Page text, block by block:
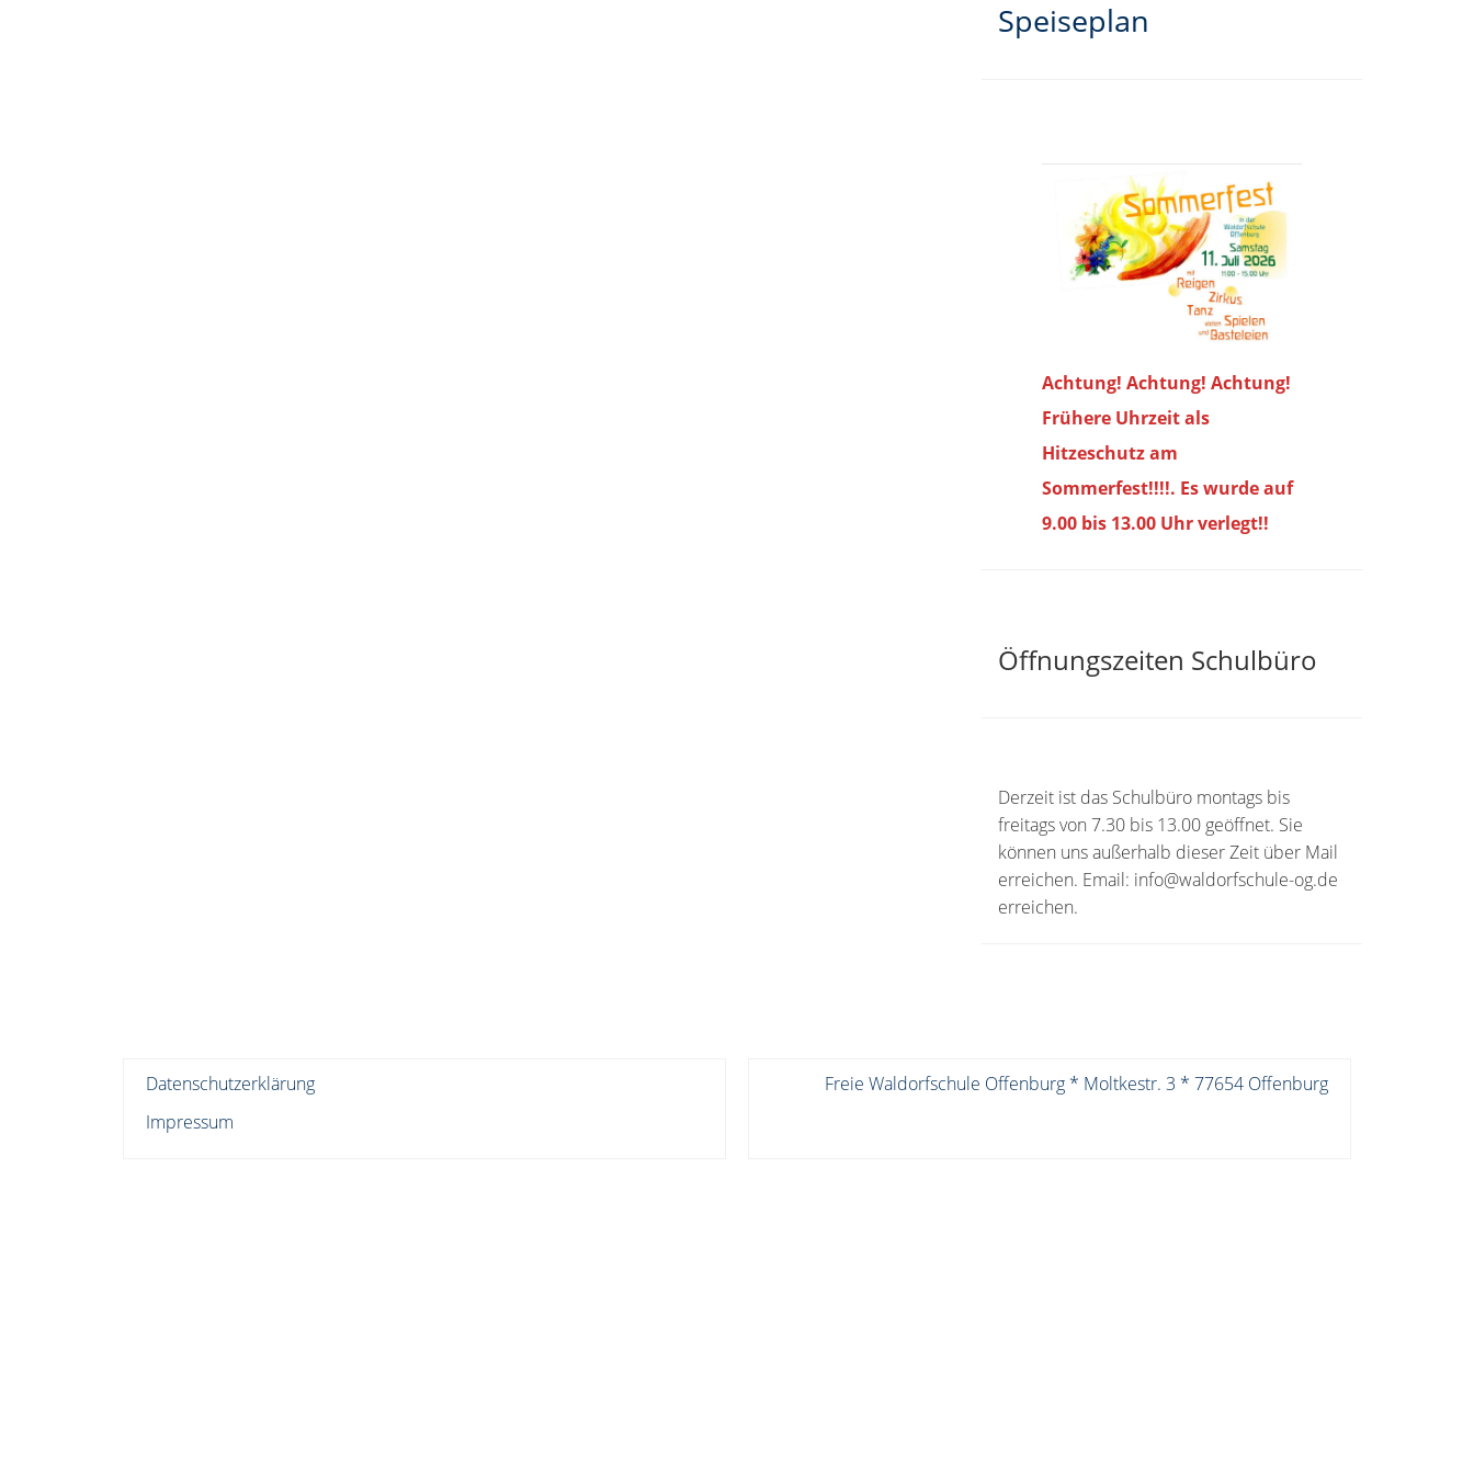
Speiseplan
Achtung! Achtung! Achtung!
Frühere Uhrzeit als
Hitzeschutz am
Sommerfest!!!!. Es wurde auf
9.00 bis 13.00 Uhr verlegt!!
Öffnungszeiten Schulbüro
Derzeit ist das Schulbüro montags bis
freitags von 7.30 bis 13.00 geöffnet. Sie
können uns außerhalb dieser Zeit über Mail
erreichen. Email: info@waldorfschule-og.de
erreichen.
Datenschutzerklärung
Impressum
Freie Waldorfschule Offenburg * Moltkestr. 3 * 77654 Offenburg